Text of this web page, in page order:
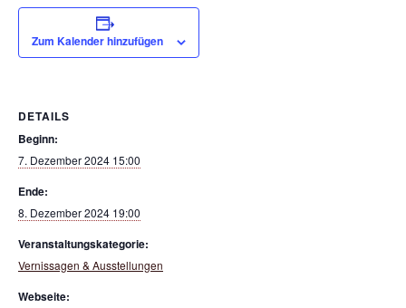
Zum Kalender hinzufügen
DETAILS
Beginn:
7. Dezember 2024 15:00
Ende:
8. Dezember 2024 19:00
Veranstaltungskategorie:
Vernissagen & Ausstellungen
Webseite: